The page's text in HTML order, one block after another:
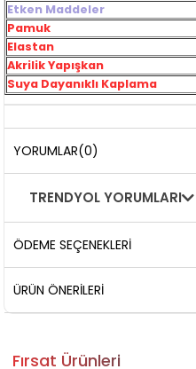
Etken Maddeler
Pamuk
Elastan
Akrilik Yapışkan
Suya Dayanıklı Kaplama
YORUMLAR(0)
TRENDYOL YORUMLARI
ÖDEME SEÇENEKLERI
ÜRÜN ÖNERILERI
Fırsat Ürünleri